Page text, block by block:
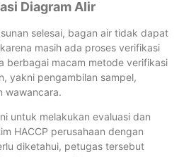
Diagram Alir
selesai, bagan air tidak dapat
masih ada proses verifikasi
berbagai macam metode verifikasi
yakni pengambilan sampel,
wawancara.
untuk melakukan evaluasi dan
HACCP perusahaan dengan
diketahui, petugas tersebut